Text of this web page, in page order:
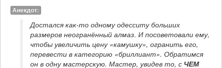
Анекдот:
Достался как-то одному одесситу больших
размеров неогранённый алмаз. И посоветовали ему,
чтобы увеличить цену «камушку», огранить его,
перевести в категорию «бриллиант». Обратимся
он в одну мастерскую. Мастер, увидев то, с ЧЕМ